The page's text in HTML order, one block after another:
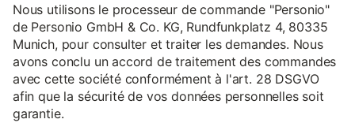
Nous utilisons le processeur de commande "Personio"
de Personio GmbH & Co. KG, Rundfunkplatz 4, 80335
Munich, pour consulter et traiter les demandes. Nous
avons conclu un accord de traitement des commandes
avec cette société conformément à l'art. 28 DSGVO
afin que la sécurité de vos données personnelles soit
garantie.